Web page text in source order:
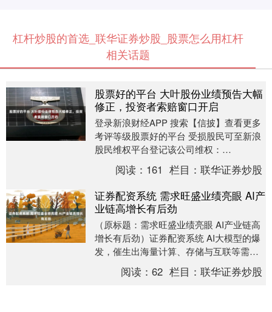
杠杆炒股的首选_联华证券炒股_股票怎么用杠杆
相关话题
股票好的平台 大叶股份业绩预告大幅
修正，投资者索赔窗口开启
登录新浪财经APP 搜索【信披】查看更多
考评等级股票好的平台 受损股民可至新浪
股民维权平台登记该公司维权：
http://wq.finance.sina.com.....
阅读： 161 栏目：联华证券炒股
证券配资系统 需求旺盛业绩亮眼 AI产
业链高增长有后劲
（原标题：需求旺盛业绩亮眼 AI产业链高
增长有后劲）证券配资系统 AI大模型的爆
发，催生出海量计算、存储与互联等需
求，相关概念股成为资本市场的宠儿。不
过，关于A....
阅读：62 栏目：联华证券炒股